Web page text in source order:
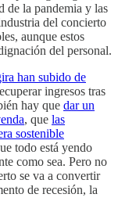
de la pandemia y las
del concierto
aunque estos
del personal.
han subido de
ingresos tras
hay que dar un
, que las
sostenible
todo está yendo
como sea. Pero no
se va a convertir
de recesión, la